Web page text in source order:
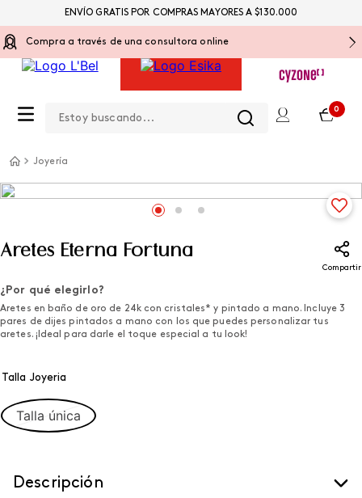
Compra a través de una consultora online
0
ENVÍO GRATIS POR COMPRAS MAYORES A $130.000
Joyería
Aretes Eterna Fortuna
Compartir
¿Por qué elegirlo?
Aretes en baño de oro de 24k con cristales* y pintado a mano. Incluye 3
pares de dijes pintados a mano con los que puedes personalizar tus
aretes. ¡Ideal para darle el toque especial a tu look!
Talla Joyeria
Talla única
Descripción